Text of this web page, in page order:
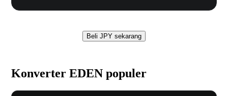
Beli JPY sekarang
Konverter EDEN populer